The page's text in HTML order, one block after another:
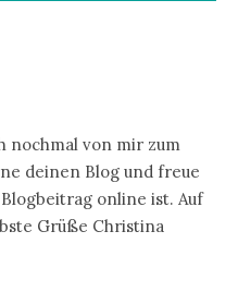
nochmal von mir zum
deinen Blog und freue
online ist. Auf
Grüße Christina